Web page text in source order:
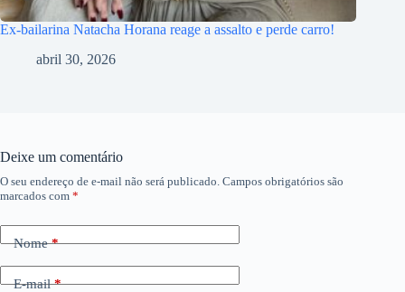
Ex-bailarina Natacha Horana reage a assalto e perde carro!
abril 30, 2026
Deixe um comentário
O seu endereço de e-mail não será publicado. Campos obrigatórios são
marcados com *
Nome*
E-mail*